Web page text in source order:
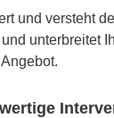
und versteht
unterbreitet